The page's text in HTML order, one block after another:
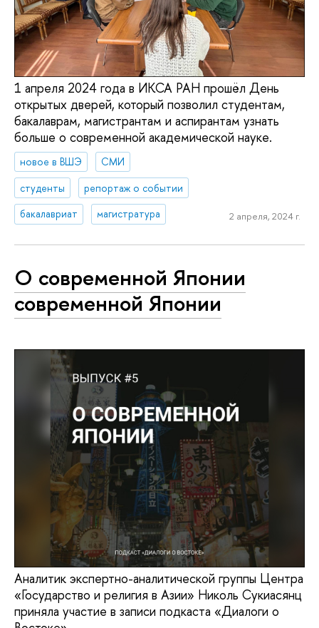
1 апреля 2024 года в ИКСА РАН прошёл День
открытых дверей, который позволил студентам,
бакалаврам, магистрантам и аспирантам узнать
больше о современной академической науке.
новое в ВШЭ
СМИ
студенты
репортаж о событии
бакалавриат
магистратура 2 апреля, 2024 г.
О современной Японии
современной Японии
Аналитик экспертно-аналитической группы Центра
«Государство и религия в Азии» Николь Сукиасянц
приняла участие в записи подкаста «Диалоги о